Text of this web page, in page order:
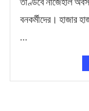
বনকর্মীদের। হাজার
…